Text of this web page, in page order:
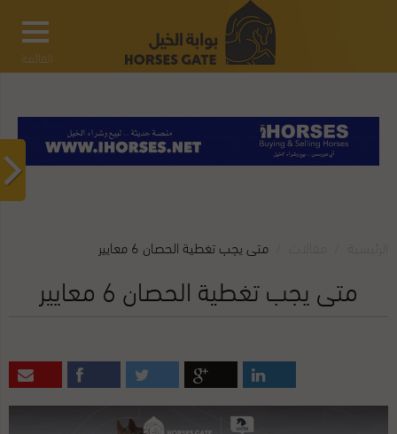
القائمة
متى يجب تغطية الحصان 6 معايير
متى يجب تغطية الحصان 6 معايير